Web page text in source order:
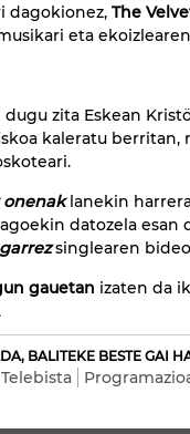
dagokionez, The
eta
zita Eskean
kaleratu berritan,
onenaklanekin
datozela esan
singlearen
gauetan izaten da
BALITEKE BESTE GAI
Telebista